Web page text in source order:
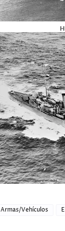
Armas/Vehículos